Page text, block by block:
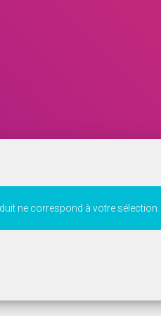
ne correspond à votre sélection.